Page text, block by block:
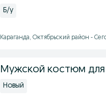
Б/у
Караганда, Октябрьский район -
Мужской костюм для
Новый